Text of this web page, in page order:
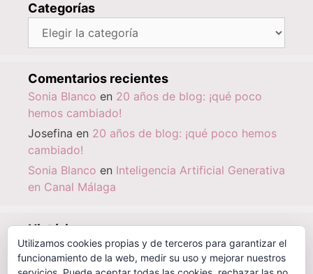
Categorías
Categorías
Comentarios recientes
Sonia Blanco en 20 años de blog: ¡qué poco
hemos cambiado!
Josefina en 20 años de blog: ¡qué poco hemos
cambiado!
Sonia Blanco en Inteligencia Artificial Generativa
en Canal Málaga
Histórico
Histórico
Utilizamos cookies propias y de terceros para garantizar el
funcionamiento de la web, medir su uso y mejorar nuestros